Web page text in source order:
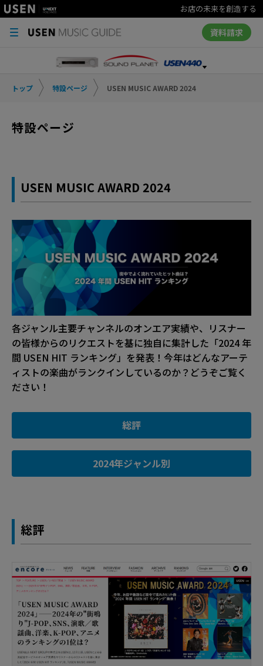
お店の未来を創造する
資料請求
トップ 特設ページ USEN MUSIC AWARD 2024
特設ページ
USEN MUSIC AWARD 2024
各ジャンル主要チャンネルのオンエア実績や、リスナー
の皆様からのリクエストを基に独自に集計した「2024 年
間 USEN HIT ランキング」を発表！今年はどんなアーテ
ィストの楽曲がランクインしているのか？どうぞご覧く
ださい！
総評
2024年ジャンル別
総評